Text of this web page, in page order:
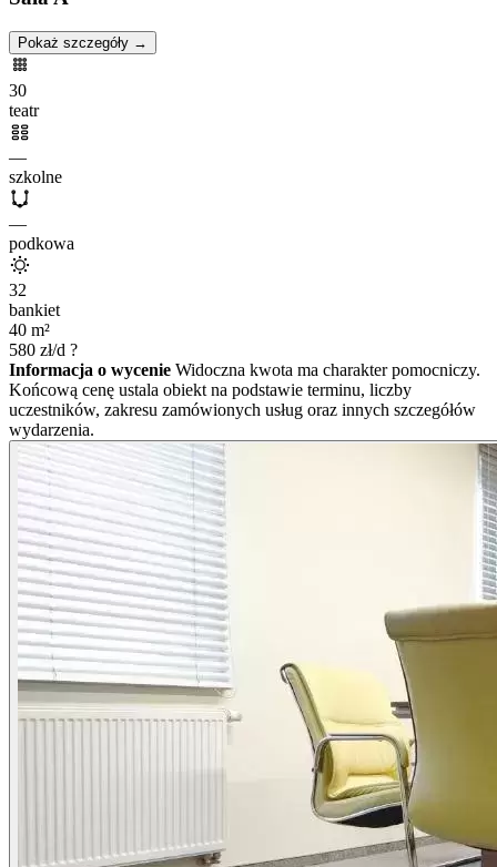
Pokaż szczegóły →
30
teatr
—
szkolne
—
podkowa
32
bankiet
40 m²
580 zł/d ?
Informacja o wycenie Widoczna kwota ma charakter pomocniczy.
Końcową cenę ustala obiekt na podstawie terminu, liczby
uczestników, zakresu zamówionych usług oraz innych szczegółów
wydarzenia.